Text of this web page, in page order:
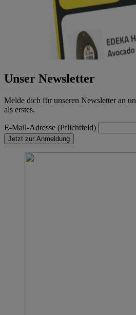
Unser Newsletter
Melde dich für unseren Newsletter an
als erstes.
E-Mail-Adresse (Pflichtfeld)
Jetzt zur Anmeldung